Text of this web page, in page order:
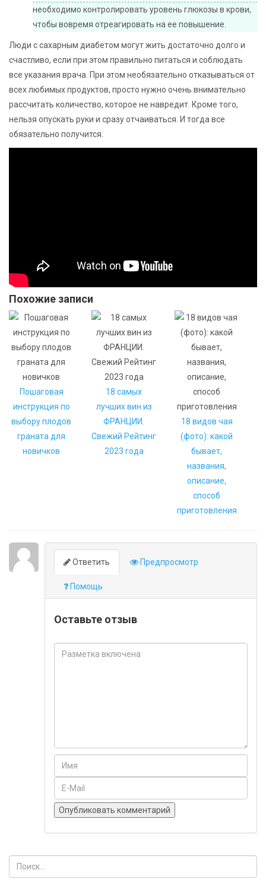
необходимо контролировать уровень глюкозы в крови,
чтобы вовремя отреагировать на ее повышение.
Люди с сахарным диабетом могут жить достаточно долго и
счастливо, если при этом правильно питаться и соблюдать
все указания врача. При этом необязательно отказываться от
всех любимых продуктов, просто нужно очень внимательно
рассчитать количество, которое не навредит. Кроме того,
нельзя опускать руки и сразу отчаиваться. И тогда все
обязательно получится.
Похожие записи
Пошаговая
инструкция по
выбору плодов
граната для
новичков
18 самых
лучших вин из
ФРАНЦИИ.
Свежий Рейтинг
2023 года
18 видов чая
(фото): какой
бывает,
названия,
описание,
способ
приготовления
Ответить Предпросмотр
Помощь
Оставьте отзыв